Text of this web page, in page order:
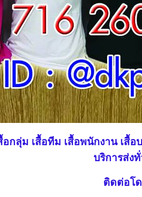
อกลุ่ม เสื้อทีม เสื้อพนักงาน เสื้
บริการส่ง
ติดต่อโ